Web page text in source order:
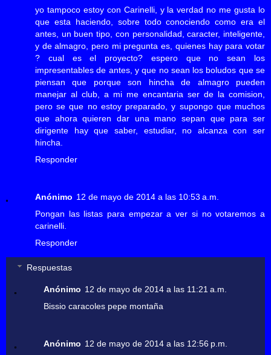
yo tampoco estoy con Carinelli, y la verdad no me gusta lo
que esta haciendo, sobre todo conociendo como era el
antes, un buen tipo, con personalidad, caracter, inteligente,
y de almagro, pero mi pregunta es, quienes hay para votar
? cual es el proyecto? espero que no sean los
impresentables de antes, y que no sean los boludos que se
piensan que porque son hincha de almagro pueden
manejar al club, a mi me encantaria ser de la comision,
pero se que no estoy preparado, y supongo que muchos
que ahora quieren dar una mano sepan que para ser
dirigente hay que saber, estudiar, no alcanza con ser
hincha.
Responder
Anónimo 12 de mayo de 2014 a las 10:53 a.m.
Pongan las listas para empezar a ver si no votaremos a
carinelli.
Responder
Respuestas
Anónimo 12 de mayo de 2014 a las 11:21 a.m.
Bissio caracoles pepe montaña
Anónimo 12 de mayo de 2014 a las 12:56 p.m.